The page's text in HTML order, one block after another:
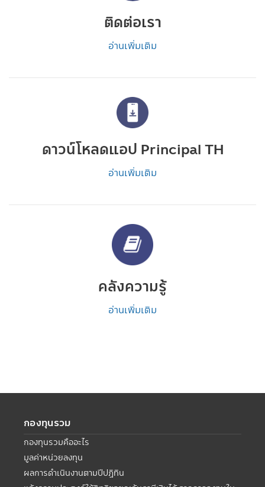
ติดต่อเรา
อ่านเพิ่มเติม
ดาวน์โหลดแอป Principal TH
อ่านเพิ่มเติม
คลังความรู้
อ่านเพิ่มเติม
กองทุนรวม
กองทุนรวมคืออะไร
มูลค่าหน่วยลงทุน
ผลการดำเนินงานตามปีปฏิทิน